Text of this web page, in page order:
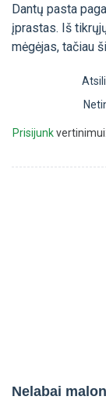
Dantų pasta
įprastas. Iš
mėgėjas, tačiau
Prisijunkvertinimui:
Nelabai